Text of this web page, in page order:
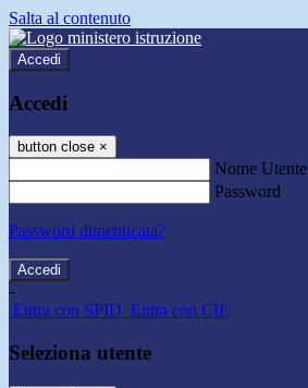
Salta al contenuto
Accedi
Accedi
button close ×
Nome Utente
Password
Password dimenticata?
-
Entra con SPID Entra con CIE
Seleziona utente